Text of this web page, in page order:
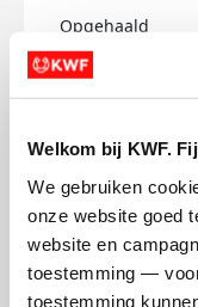
Welkom bij KWF.
We gebruiken
onze website goed
website en
toestemming —
toestemming
Opgehaald
€2.923